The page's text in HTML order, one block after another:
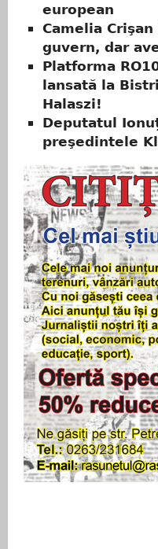
european
Camelia
guvern, dar
Platforma
lansată la
Halaszi!
Deputatul
preşedintele